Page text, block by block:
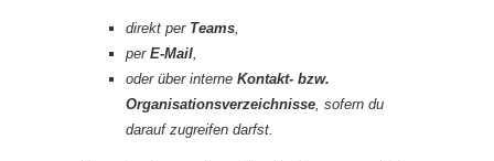
direkt per Teams,
per E-Mail,
oder über interne Kontakt- bzw.
Organisationsverzeichnisse, sofern du
darauf zugreifen darfst.